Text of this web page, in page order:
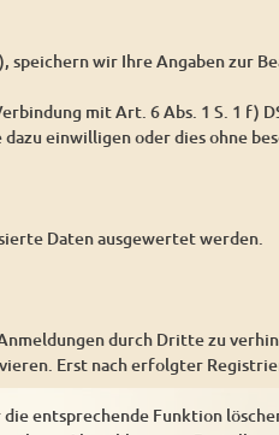
wir Ihre Angaben zur
mit Art. 6 Abs. 1 S. 1 f)
einwilligen oder dies ohne
Daten ausgewertet werden.
durch Dritte zu
Erst nach erfolgter
entsprechende Funktion